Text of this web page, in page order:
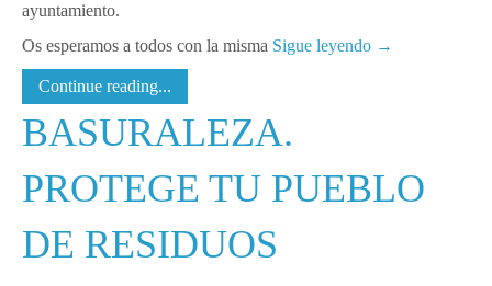
ayuntamiento.
Os esperamos a todos con la misma Sigue leyendo →
Continue reading...
BASURALEZA.
PROTEGE TU PUEBLO
DE RESIDUOS